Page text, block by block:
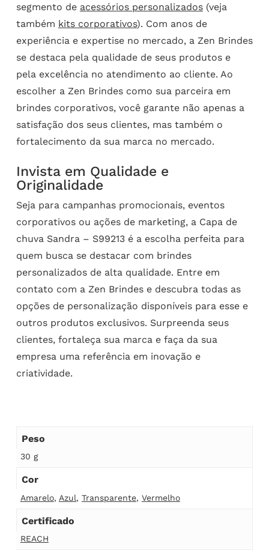
segmento de acessórios personalizados(veja
também kits corporativos). Com anos de
experiência e expertise no mercado, a Zen Brindes
se destaca pela qualidade de seus produtos e
pela excelência no atendimento ao cliente. Ao
escolher a Zen Brindes como sua parceira em
brindes corporativos, você garante não apenas a
satisfação dos seus clientes, mas também o
fortalecimento da sua marca no mercado.
Invista em Qualidade e
Originalidade
Seja para campanhas promocionais, eventos
corporativos ou ações de marketing, a Capa de
chuva Sandra – S99213 é a escolha perfeita para
quem busca se destacar com brindes
personalizados de alta qualidade. Entre em
contato com a Zen Brindes e descubra todas as
opções de personalização disponíveis para esse e
outros produtos exclusivos. Surpreenda seus
clientes, fortaleça sua marca e faça da sua
empresa uma referência em inovação e
criatividade.
Peso
30 g
Cor
Amarelo, Azul, Transparente, Vermelho
Certificado
REACH